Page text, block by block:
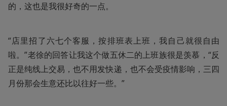
的，这也是我很好奇的一点。
“店里招了六七个客服，按排班表上班，我自己就很自由
啦。”老徐的回答让我这个做五休二的上班族很是羡慕，“反
正是纯线上交易，也不用发快递，也不会受疫情影响，三四
月份那会生意还比以往好一些。”